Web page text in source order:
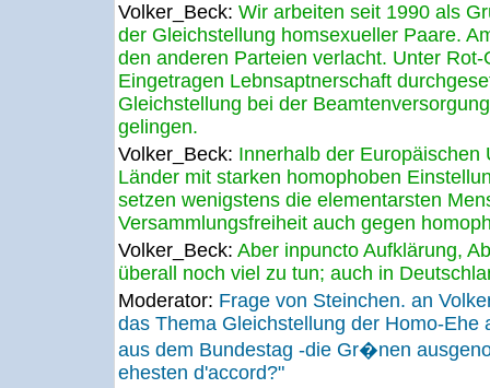
Volker_Beck: Wir arbeiten seit 1990 als
der Gleichstellung homsexueller Paare.
den anderen Parteien verlacht. Unter
Eingetragen Lebnsaptnerschaft
Gleichstellung bei der
gelingen.
Volker_Beck: Innerhalb der Europäischen
Länder mit starken homophoben
setzen wenigstens die elementarsten
Versammlungsfreiheit auch gegen
Volker_Beck: Aber inpuncto Aufklärung,
überall noch viel zu tun; auch in
Moderator: Frage von Steinchen. an
das Thema Gleichstellung der Homo-Ehe
aus dem Bundestag -die Gr�nen
ehesten d'accord?"